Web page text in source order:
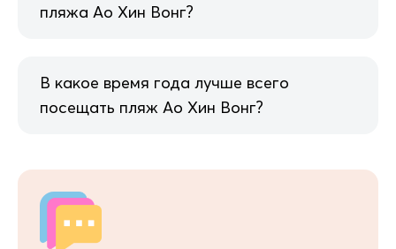
пляжа Ао Хин Вонг?
В какое время года лучше всего
посещать пляж Ао Хин Вонг?